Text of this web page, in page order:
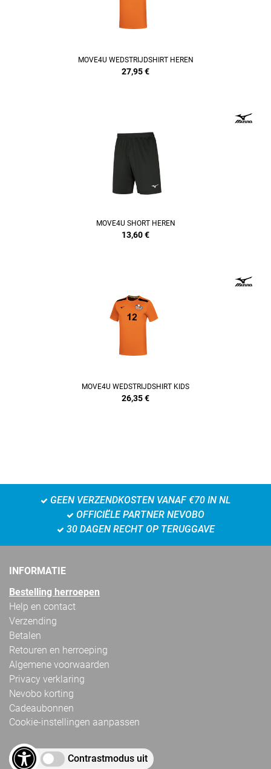
MOVE4U WEDSTRIJDSHIRT HEREN
27,95€
MOVE4U SHORT HEREN
13,60€
MOVE4U WEDSTRIJDSHIRT KIDS
26,35€
GEEN VERZENDKOSTEN VANAF €70 IN NL
OFFICIËLE PARTNER NEVOBO
30 DAGEN RECHT OP TERUGGAVE
INFORMATIE
Bestelling herroepen
Help en contact
Verzending
Betalen
Retouren en herroeping
Algemene voorwaarden
Privacy verklaring
Nevobo korting
Cadeaubonnen
Cookie-instellingen aanpassen
Contrastmodus uit